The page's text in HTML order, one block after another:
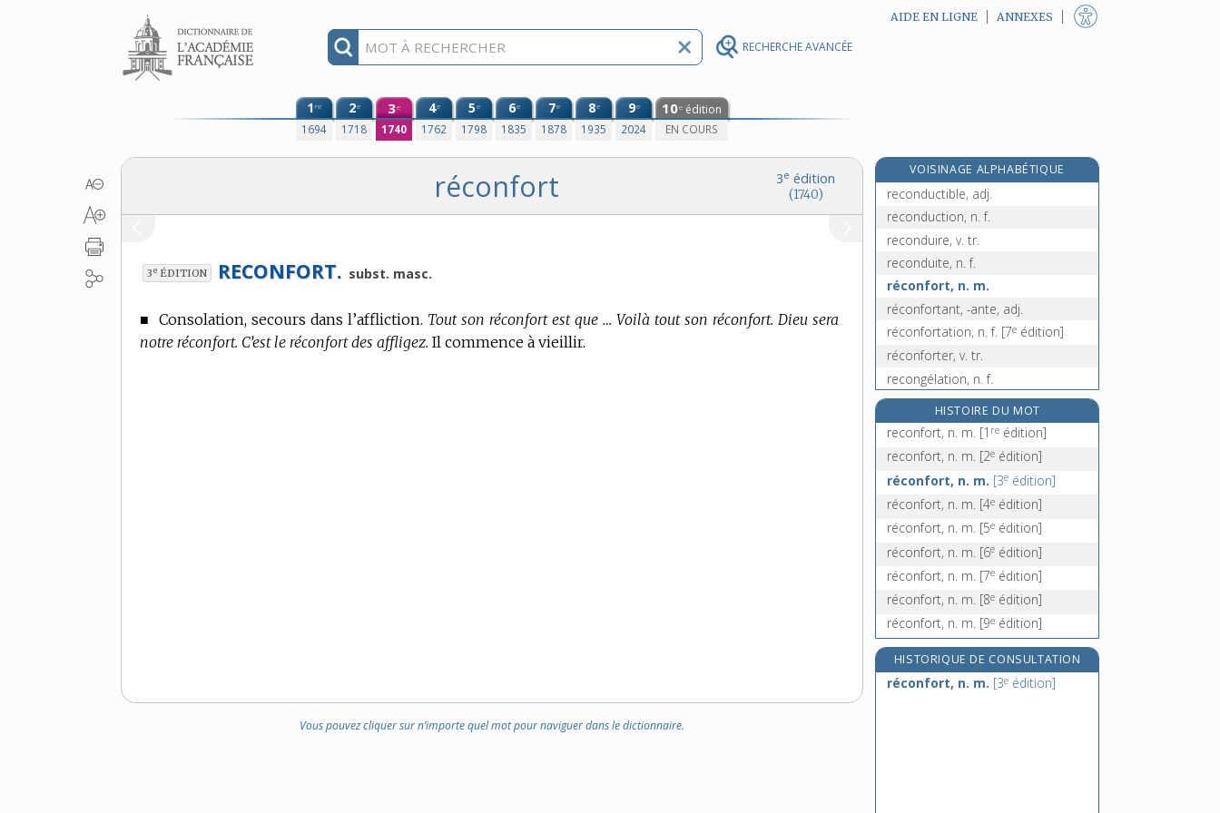
RECHERCHE AVANCÉE
Aller au contenu AIDE EN LIGNE ANNEXES
1re
1694
2e
1718
3e
1740
4e
1762
5e
1798
6e
1835
7e
1878
8e
1935
9e
2024
10e édition
EN COURS
3e édition
(1740)
réconfort
3e ÉDITION RECONFORT. subst. masc.
■Consolation, secours dans l’affliction. Tout son réconfort est que … Voilà tout son réconfort. Dieu sera
notre réconfort. C’est le réconfort des affligez. Il commence à vieillir.
Vous pouvez cliquer sur n’importe quel mot pour naviguer dans le dictionnaire.
VOISINAGE ALPHABÉTIQUE
reconditionner, v. tr. direct
reconductible, adj.
reconduction, n. f.
reconduire, v. tr.
reconduite, n. f.
réconfort, n. m.
réconfortant, -ante, adj.
réconfortation, n. f. [7e édition]
réconforter, v. tr.
recongélation, n. f.
recongeler, v. tr.
reconnaissable, adj.
reconnaissance, n. f.
HISTOIRE DU MOT
reconfort, n. m. [1 re édition]
reconfort, n. m. [2e édition]
réconfort, n. m. [3e édition]
réconfort, n. m. [4e édition]
réconfort, n. m. [5e édition]
réconfort, n. m. [6e édition]
réconfort, n. m. [7e édition]
réconfort, n. m. [8e édition]
réconfort, n. m. [9e édition]
HISTORIQUE DE CONSULTATION
réconfort, n. m. [3e édition]